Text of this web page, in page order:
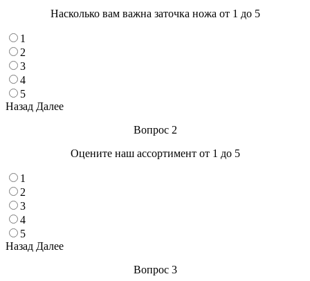
Насколько вам важна заточка ножа от 1 до 5
1
2
3
4
5
Назад Далее
Вопрос 2
Оцените наш ассортимент от 1 до 5
1
2
3
4
5
Назад Далее
Вопрос 3